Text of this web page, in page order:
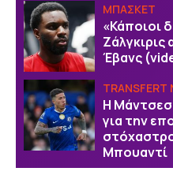
ΜΠΑΣΚΕΤ
«Κάποιοι
Ζάλγκιρις
Έβανς
TRANSFERT
Η
για την
Μπουαντί